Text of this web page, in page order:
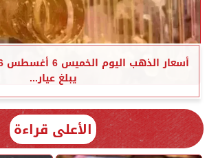
يبلغ عيار...
الأعلى قراءة